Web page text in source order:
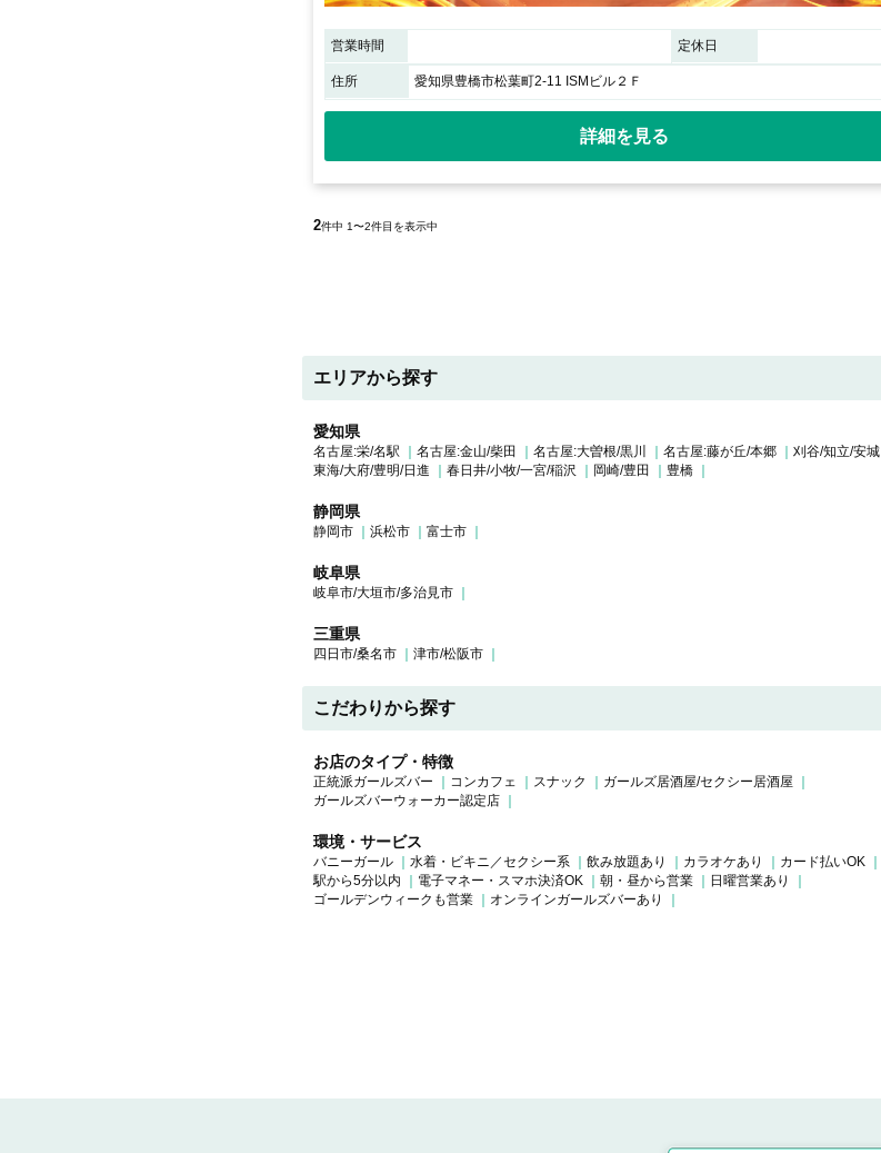
営業時間 定休日
住所 愛知県豊橋市松葉町2-11 ISMビル２Ｆ
詳細を見る
2件中 1〜2件目を表示中
エリアから探す
愛知県
名古屋:栄/名駅 名古屋:金山/柴田 名古屋:大曽根/黒川 名古屋:藤が丘/本郷
刈谷/知立/安城
東海/大府/豊明/日進
春日井/小牧/一宮/稲沢 岡崎/豊田 豊橋
静岡県
静岡市 浜松市 富士市
岐阜県
岐阜市/大垣市/多治見市
三重県
四日市/桑名市 津市/松阪市
こだわりから探す
お店のタイプ・特徴
正統派ガールズバー コンカフェ スナック
ガールズ居酒屋/セクシー居酒屋
ガールズバーウォーカー認定店
環境・サービス
バニーガール 水着・ビキニ／セクシー系 飲み放題あり カラオケあり
カード払いOK
駅から5分以内
電子マネー・スマホ決済OK 朝・昼から営業
日曜営業あり
ゴールデンウィークも営業
オンラインガールズバーあり